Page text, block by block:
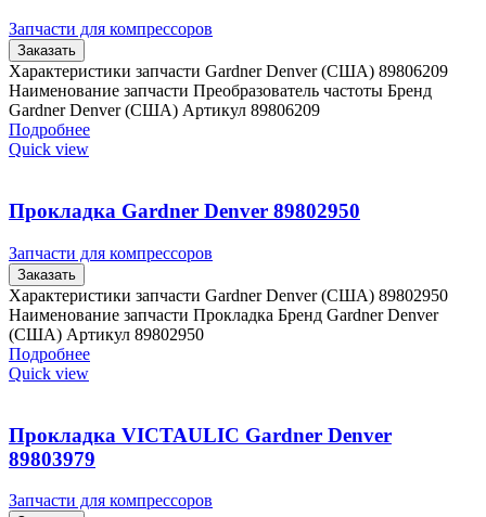
Запчасти для компрессоров
Заказать
Характеристики запчасти Gardner Denver (США) 89806209
Наименование запчасти Преобразователь частоты Бренд
Gardner Denver (США) Артикул 89806209
Подробнее
Quick view
Прокладка Gardner Denver 89802950
Запчасти для компрессоров
Заказать
Характеристики запчасти Gardner Denver (США) 89802950
Наименование запчасти Прокладка Бренд Gardner Denver
(США) Артикул 89802950
Подробнее
Quick view
Прокладка VICTAULIC Gardner Denver
89803979
Запчасти для компрессоров